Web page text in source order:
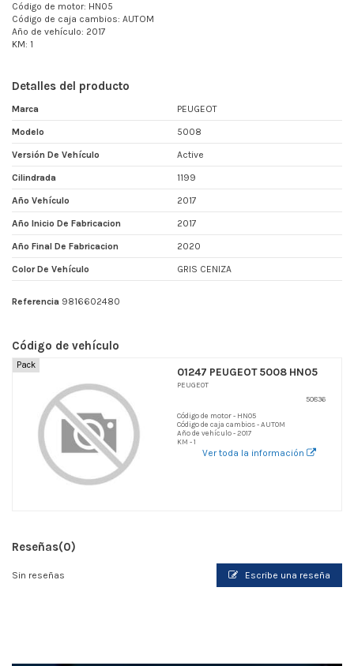
Código de motor: HN05
Código de caja cambios: AUTOM
Año de vehículo: 2017
KM: 1
Detalles del producto
Marca PEUGEOT
Modelo 5008
Versión De Vehículo Active
Cilindrada 1199
Año Vehículo 2017
Año Inicio De Fabricacion 2017
Año Final De Fabricacion 2020
Color De Vehículo GRIS CENIZA
Referencia 9816602480
Código de vehículo
Pack
01247 PEUGEOT 5008 HN05
PEUGEOT
50836
Código de motor - HN05
Código de caja cambios - AUTOM
Año de vehículo - 2017
KM - 1
Ver toda la información
Reseñas(0)
Sin reseñas Escribe una reseña